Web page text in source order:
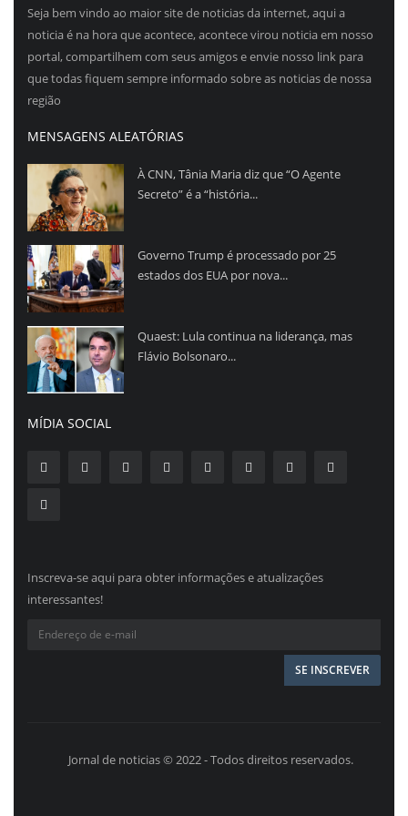
Seja bem vindo ao maior site de noticias da internet, aqui a
noticia é na hora que acontece, acontece virou noticia em nosso
portal, compartilhem com seus amigos e envie nosso link para
que todas fiquem sempre informado sobre as noticias de nossa
região
MENSAGENS ALEATÓRIAS
À CNN, Tânia Maria diz que “O Agente
Secreto” é a “história...
Governo Trump é processado por 25
estados dos EUA por nova...
Quaest: Lula continua na liderança, mas
Flávio Bolsonaro...
MÍDIA SOCIAL
Inscreva-se aqui para obter informações e atualizações
interessantes!
Jornal de noticias © 2022 - Todos direitos reservados.